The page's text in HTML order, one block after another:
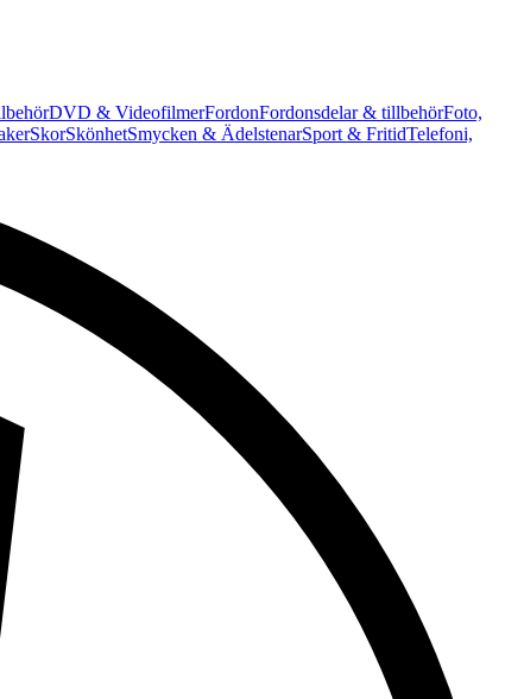
DVD & VideofilmerFordonFordonsdelar & tillbehörFoto,
SkorSkönhetSmycken & ÄdelstenarSport & FritidTelefoni,